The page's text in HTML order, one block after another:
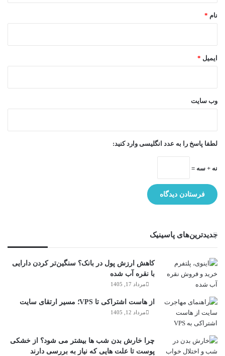
نام *
ایمیل *
وب‌ سایت
لطفا پاسخ را به عدد انگلیسی وارد کنید:
نه + سه =
جدیدترین‌های پاسینیک
کاهش ارزش پول در بانک؟ سنگین‌تر کردن دارایی
با نقره آب شده
مرداد 17, 1405
از هاست اشتراکی تا VPS؛ مسیر ارتقای سایت
مرداد 12, 1405
چرا خارش بدن شب ها بیشتر می شود؟ از خشکی
پوست تا علت هایی که نیاز به بررسی دارند